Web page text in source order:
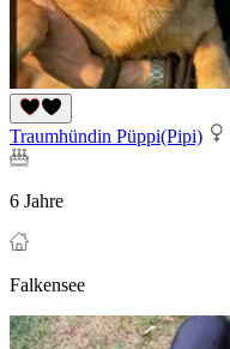
Traumhündin Püppi(Pipi)
6 Jahre
Falkensee